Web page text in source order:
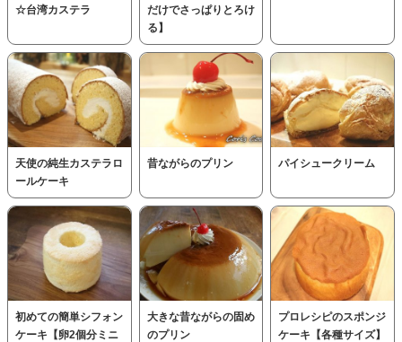
☆台湾カステラ
だけでさっぱりとろけ
る】
天使の純生カステラロ
ールケーキ
昔ながらのプリン パイシュークリーム
初めての簡単シフォン
ケーキ【卵2個分ミニ
大きな昔ながらの固め
のプリン
プロレシピのスポンジ
ケーキ【各種サイズ】